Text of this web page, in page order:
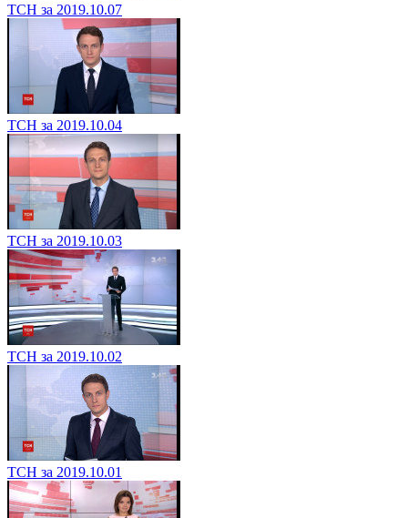
ТСН за 2019.10.07
ТСН за 2019.10.04
ТСН за 2019.10.03
ТСН за 2019.10.02
ТСН за 2019.10.01